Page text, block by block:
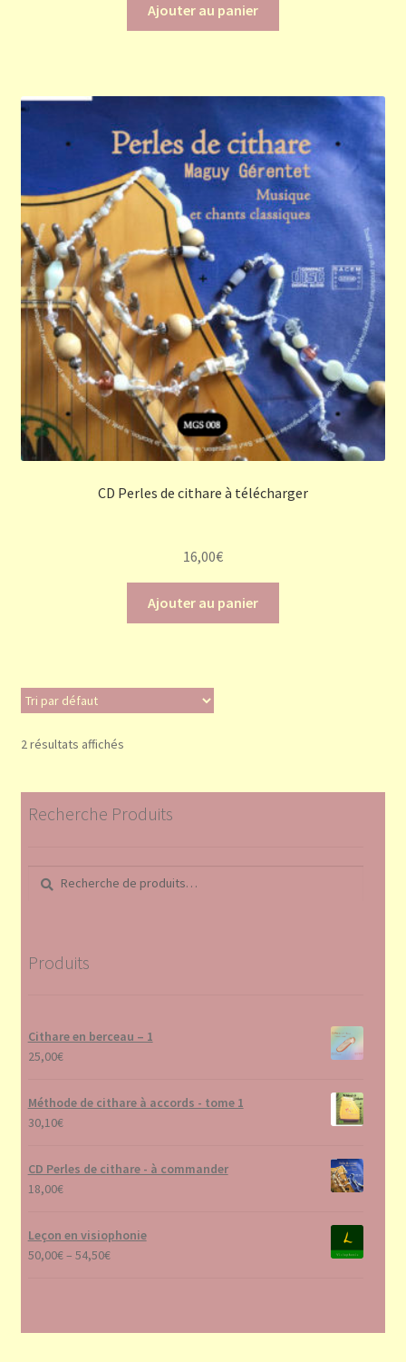
Ajouter au panier
CD Perles de cithare à télécharger
16,00€
Ajouter au panier
2 résultats affichés
Recherche Produits
pour :
Produits
Cithare en berceau – 1
25,00€
Méthode de cithare à accords - tome 1
30,10€
CD Perles de cithare - à commander
18,00€
Leçon en visiophonie
50,00€– 54,50€